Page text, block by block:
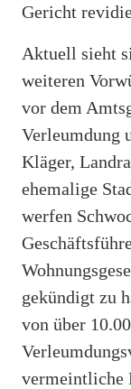
Gericht
Aktuell sieht
weiteren
vor dem
Verleumdung
Kläger,
ehemalige
werfen
gekündigt zu
von über
vermeintliche